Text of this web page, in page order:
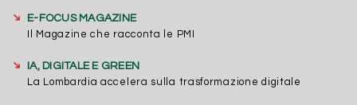
➔
E-FOCUS MAGAZINE
Il Magazine che racconta le PMI
➔
IA, DIGITALE E GREEN
La Lombardia accelera sulla trasformazione digitale